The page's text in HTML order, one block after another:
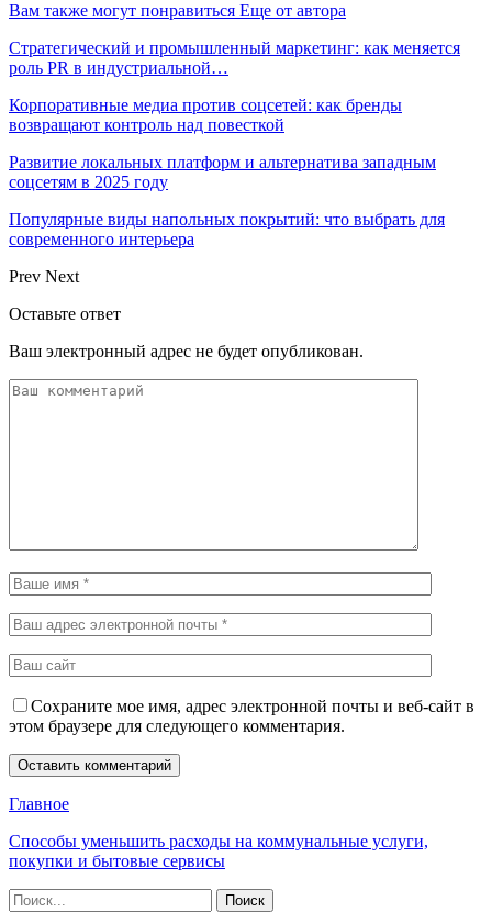
Вам также могут понравиться Еще от автора
Стратегический и промышленный маркетинг: как меняется
роль PR в индустриальной…
Корпоративные медиа против соцсетей: как бренды
возвращают контроль над повесткой
Развитие локальных платформ и альтернатива западным
соцсетям в 2025 году
Популярные виды напольных покрытий: что выбрать для
современного интерьера
Prev Next
Оставьте ответ
Ваш электронный адрес не будет опубликован.
Сохраните мое имя, адрес электронной почты и веб-сайт в
этом браузере для следующего комментария.
Главное
Способы уменьшить расходы на коммунальные услуги,
покупки и бытовые сервисы